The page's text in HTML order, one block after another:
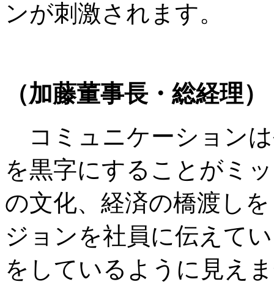
ンが刺激されます。
（加藤董事長・総経理）
コミュニケーション
を黒字にすることがミ
の文化、経済の橋渡し
ジョンを社員に伝えて
をしているように見え